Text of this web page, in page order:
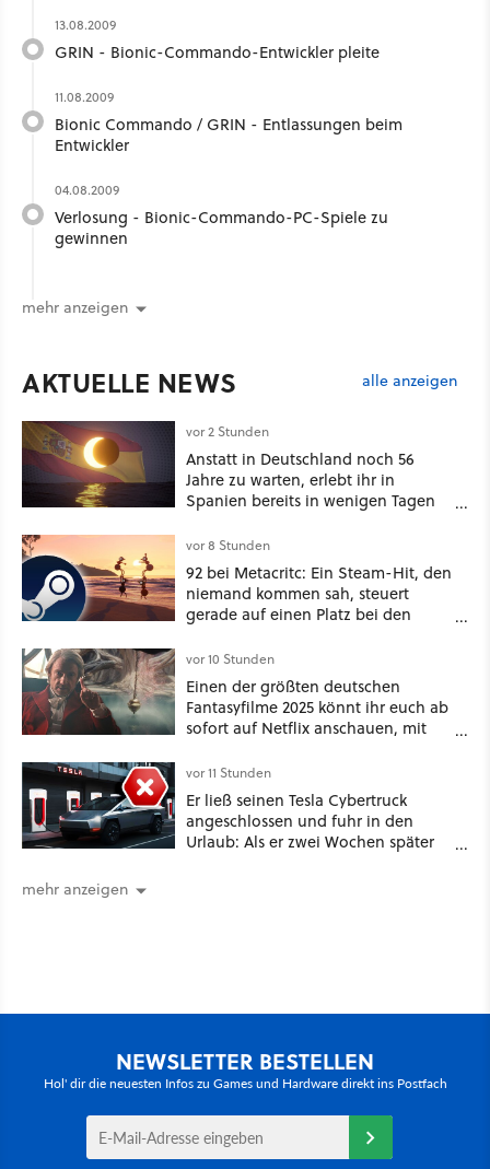
13.08.2009
GRIN - Bionic-Commando-Entwickler pleite
11.08.2009
Bionic Commando / GRIN - Entlassungen beim
Entwickler
04.08.2009
Verlosung - Bionic-Commando-PC-Spiele zu
gewinnen
mehr anzeigen
AKTUELLE NEWS alle anzeigen
vor 2 Stunden
Anstatt in Deutschland noch 56
Jahre zu warten, erlebt ihr in
Spanien bereits in wenigen Tagen
vor 8 Stunden
92 bei Metacritc: Ein Steam-Hit, den
niemand kommen sah, steuert
gerade auf einen Platz bei den
vor 10 Stunden
Einen der größten deutschen
Fantasyfilme 2025 könnt ihr euch ab
sofort auf Netflix anschauen, mit
vor 11 Stunden
Er ließ seinen Tesla Cybertruck
angeschlossen und fuhr in den
Urlaub: Als er zwei Wochen später
mehr anzeigen
NEWSLETTER BESTELLEN
Hol' dir die neuesten Infos zu Games und Hardware direkt ins Postfach